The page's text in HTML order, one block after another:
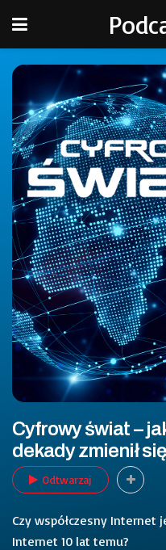
Cyfrowy świat –
dekady zmienił
Odtwarzaj
Czy współczesny Internet
Internet 10 lat temu?